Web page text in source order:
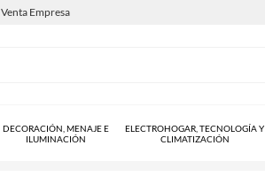
Venta Empresa
DECORACIÓN, MENAJE E
ILUMINACIÓN
ELECTROHOGAR, TECNOLOGÍA Y
CLIMATIZACIÓN